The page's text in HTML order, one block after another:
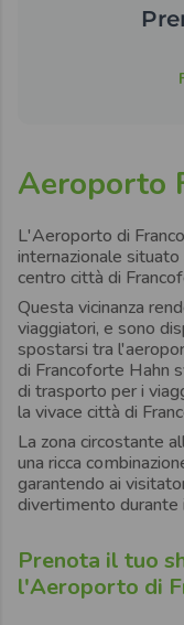
Aeroporto
L'Aeroporto di
internazionale
centro città di
Questa vicinanza
viaggiatori, e sono
spostarsi tra
di Francoforte Hahn
di trasporto per i
la vivace città di
La zona circostante
una ricca
garantendo ai
divertimento durante
Prenota il tuo
l'Aeroporto di